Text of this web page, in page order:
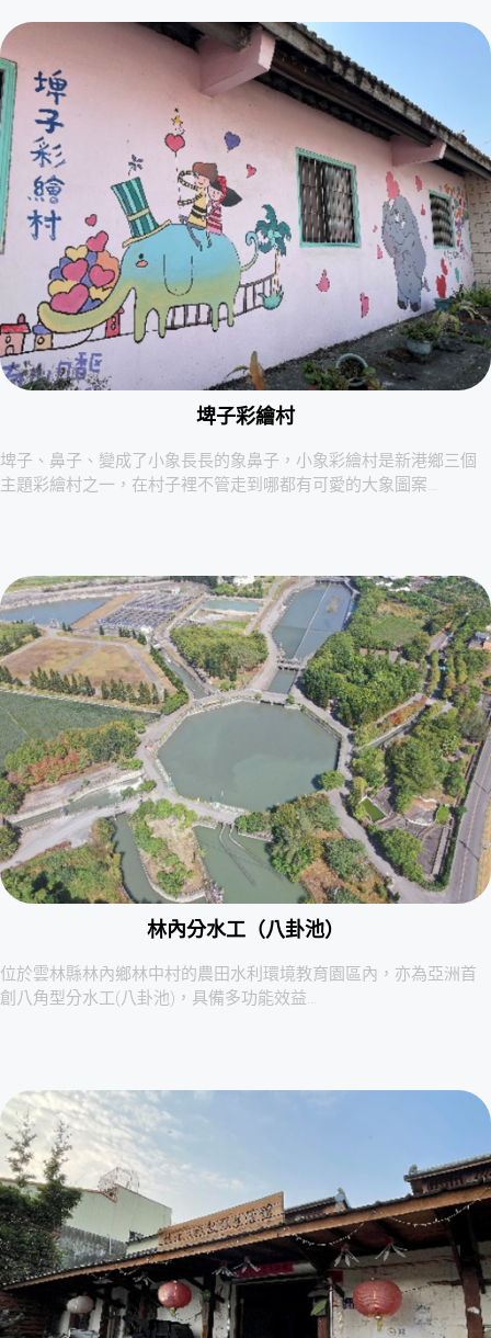
埤子彩繪村
埤子、鼻子、變成了小象長長的象鼻子，小象彩繪村是新港鄉三個
主題彩繪村之一，在村子裡不管走到哪都有可愛的大象圖案…
林內分水工（八卦池）
位於雲林縣林內鄉林中村的農田水利環境教育園區內，亦為亞洲首
創八角型分水工(八卦池)，具備多功能效益…